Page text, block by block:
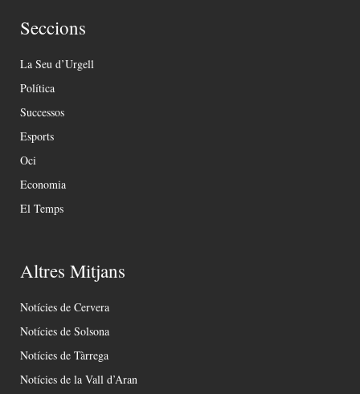
Seccions
La Seu d’Urgell
Política
Successos
Esports
Oci
Economia
El Temps
Altres Mitjans
Notícies de Cervera
Notícies de Solsona
Notícies de Tàrrega
Notícies de la Vall d’Aran